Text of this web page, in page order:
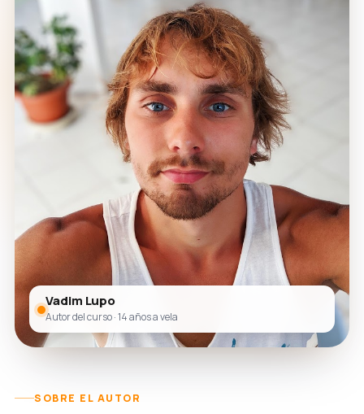
Vadim Lupo
Autor del curso · 14 años a vela
SOBRE EL AUTOR